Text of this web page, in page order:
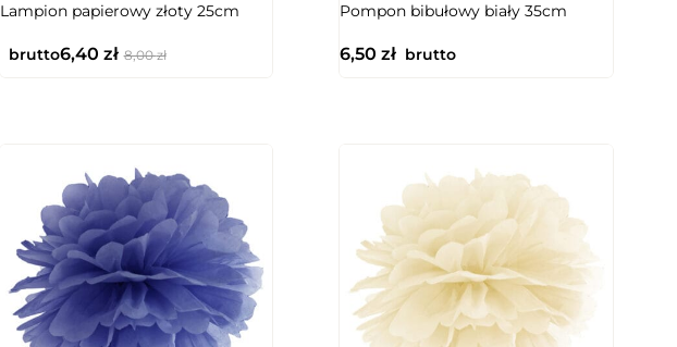
Lampion papierowy złoty 25cm
8,00zł
6,40 zł
brutto
Pompon bibułowy biały 35cm
6,50zł brutto